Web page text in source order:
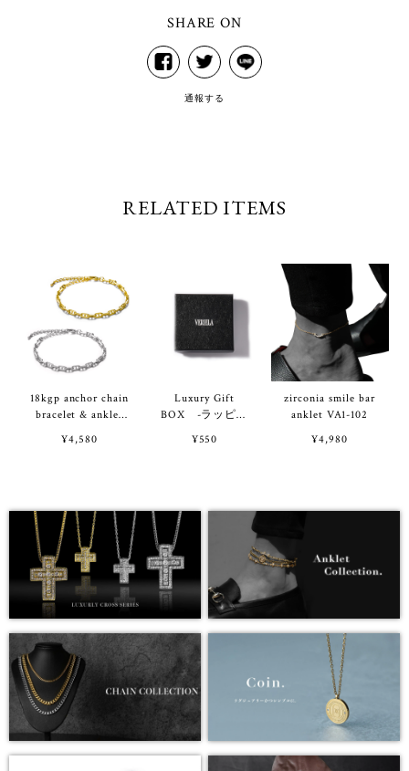
SHARE ON
通報する
RELATED ITEMS
18kgp anchor chain
bracelet & anklet
¥4,580
Luxury Gift
BOX -ラッピン
ス-（BOXのみの
¥550
zirconia smile bar
anklet VA1-102
¥4,980